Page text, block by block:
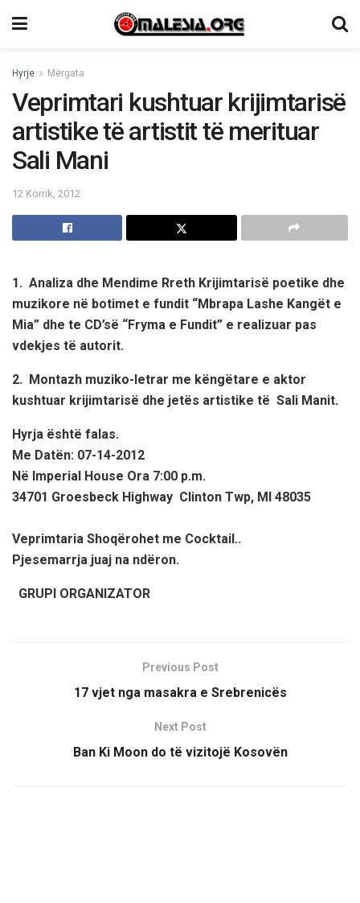
Hyrje Mërgata
Veprimtari kushtuar krijimtarisë
artistike të artistit të merituar
Sali Mani
12 Korrik, 2012
1. Analiza dhe Mendime Rreth Krijimtarisë poetike dhe
muzikore në botimet e fundit “Mbrapa Lashe Kangët e
Mia” dhe te CD’së “Fryma e Fundit” e realizuar pas
vdekjes të autorit.
2. Montazh muziko-letrar me këngëtare e aktor
kushtuar krijimtarisë dhe jetës artistike të Sali Manit.
Hyrja është falas.
Me Datën: 07-14-2012
Në Imperial House Ora 7:00 p.m.
34701 Groesbeck Highway Clinton Twp, MI 48035
Veprimtaria Shoqërohet me Cocktail..
Pjesemarrja juaj na ndëron.
GRUPI ORGANIZATOR
Previous Post
17 vjet nga masakra e Srebrenicës
Next Post
Ban Ki Moon do të vizitojë Kosovën